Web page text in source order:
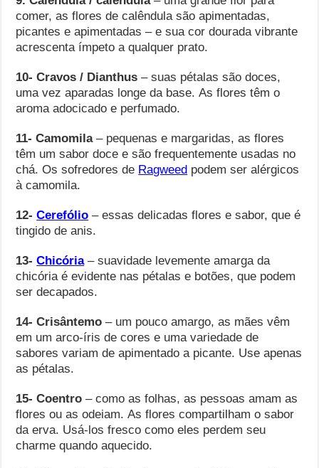
comer, as flores de calêndula são apimentadas,
picantes e apimentadas – e sua cor dourada vibrante
acrescenta ímpeto a qualquer prato.
10- Cravos / Dianthus – suas pétalas são doces,
uma vez aparadas longe da base. As flores têm o
aroma adocicado e perfumado.
11- Camomila– pequenas e margaridas, as flores
têm um sabor doce e são frequentemente usadas no
chá. Os sofredores de Ragweed podem ser alérgicos
à camomila.
12-Cerefólio – essas delicadas flores e sabor, que é
tingido de anis.
13-Chicória– suavidade levemente amarga da
chicória é evidente nas pétalas e botões, que podem
ser decapados.
14- Crisântemo – um pouco amargo, as mães vêm
em um arco-íris de cores e uma variedade de
sabores variam de apimentado a picante. Use apenas
as pétalas.
15- Coentro – como as folhas, as pessoas amam as
flores ou as odeiam. As flores compartilham o sabor
da erva. Usá-los fresco como eles perdem seu
charme quando aquecido.